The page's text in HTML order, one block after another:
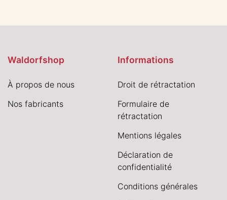
Waldorfshop
À propos de nous
Nos fabricants
Informations
Droit de rétractation
Formulaire de
rétractation
Mentions légales
Déclaration de
confidentialité
Conditions générales